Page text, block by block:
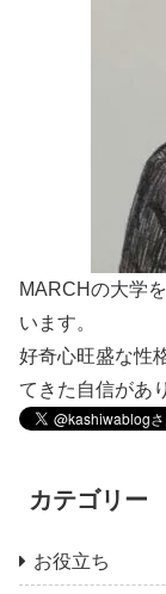
MARCHの大学
います。
好奇心旺盛な性
てきた自信があ
カテゴリー
お役立ち